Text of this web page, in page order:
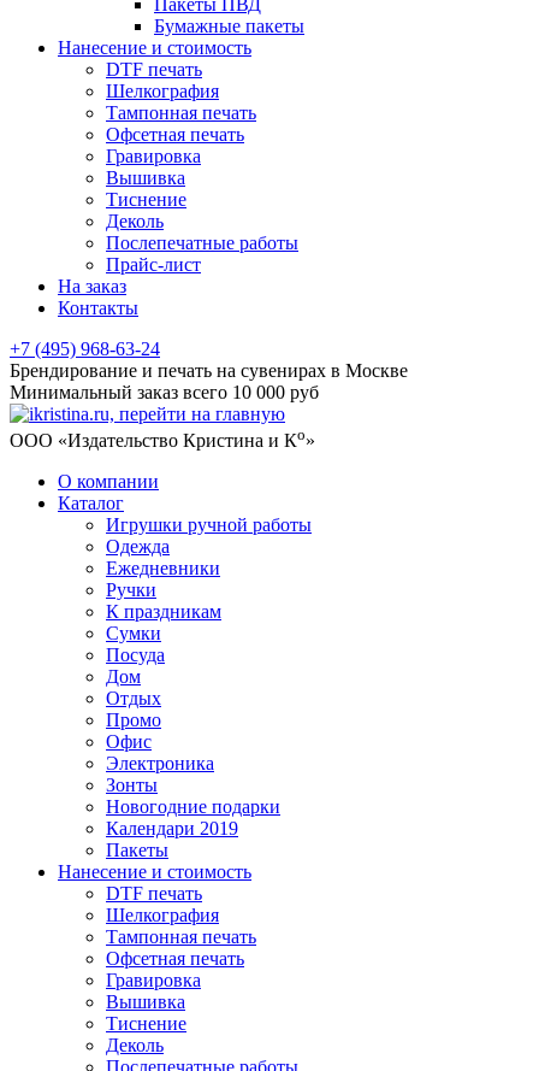
Пакеты ПВД
Бумажные пакеты
Нанесение и стоимость
DTF печать
Шелкография
Тампонная печать
Офсетная печать
Гравировка
Вышивка
Тиснение
Деколь
Послепечатные работы
Прайс-лист
На заказ
Контакты
+7 (495) 968-63-24
Брендирование и печать на сувенирах в Москве
Минимальный заказ всего 10 000 руб
ООО «Издательство Кристина и Ко»
О компании
Каталог
Игрушки ручной работы
Одежда
Ежедневники
Ручки
К праздникам
Сумки
Посуда
Дом
Отдых
Промо
Офис
Электроника
Зонты
Новогодние подарки
Календари 2019
Пакеты
Нанесение и стоимость
DTF печать
Шелкография
Тампонная печать
Офсетная печать
Гравировка
Вышивка
Тиснение
Деколь